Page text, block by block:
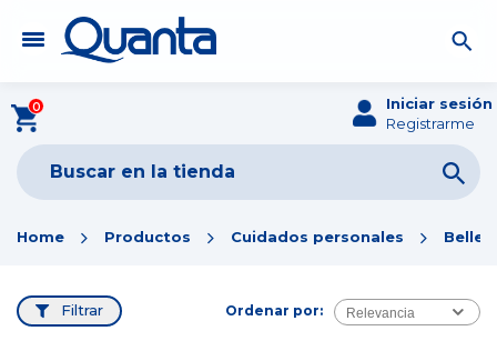
0
Iniciar sesión
Registrarme
Home Productos Cuidados personales
Ordenar por: Relevancia
Filtrar